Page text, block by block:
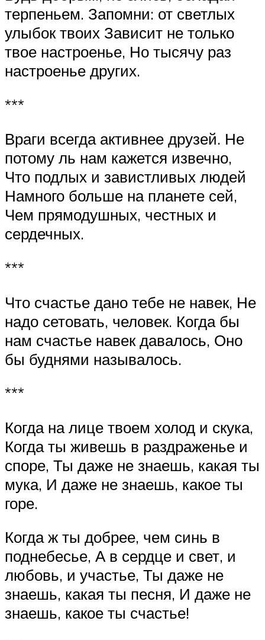
терпеньем. Запомни: от светлых
улыбок твоих Зависит не только
твое настроенье, Но тысячу раз
настроенье других.
***
Враги всегда активнее друзей. Не
потому ль нам кажется извечно,
Что подлых и завистливых людей
Намного больше на планете сей,
Чем прямодушных, честных и
сердечных.
***
Что счастье дано тебе не навек, Не
надо сетовать, человек. Когда бы
нам счастье навек давалось, Оно
бы буднями называлось.
***
Когда на лице твоем холод и скука,
Когда ты живешь в раздраженье и
споре, Ты даже не знаешь, какая ты
мука, И даже не знаешь, какое ты
горе.
Когда ж ты добрее, чем синь в
поднебесье, А в сердце и свет, и
любовь, и участье, Ты даже не
знаешь, какая ты песня, И даже не
знаешь, какое ты счастье!